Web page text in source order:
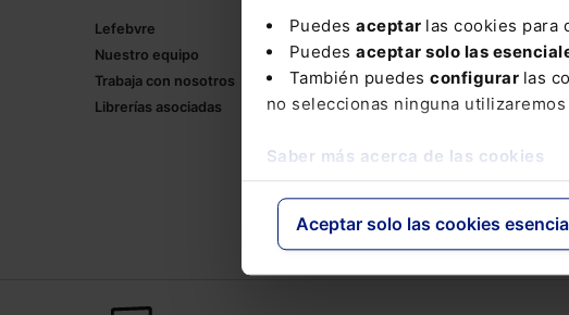
Puedes aceptar las cookies para
Puedes aceptar solo las
También puedes configurar las
no seleccionas ninguna
Saber más acerca de las cookies
Aceptar solo las cookies
Lefebvre
Nuestro equipo
Trabaja con nosotros
Librerías asociadas
Mementos
Formularios Jurídicos
Manuales de Derecho
Claves Prácticas
Códigos Básicos
Códigos Comentados